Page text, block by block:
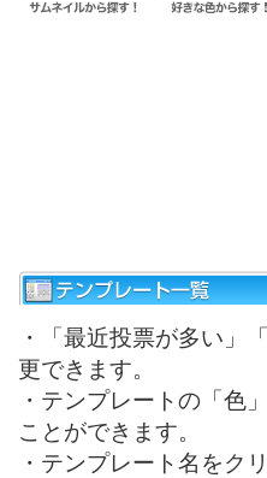
・「最近投票が多い」
更できます。
・テンプレートの「色
ことができます。
・テンプレート名をク